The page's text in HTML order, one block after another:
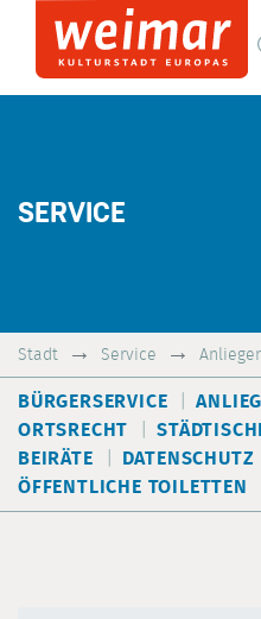
SERVICE
Stadt Service
BÜRGERSERVICE
ORTSRECHT
BEIRÄTE
DATENSCHUTZ
ÖFFENTLICHE TOILETTEN